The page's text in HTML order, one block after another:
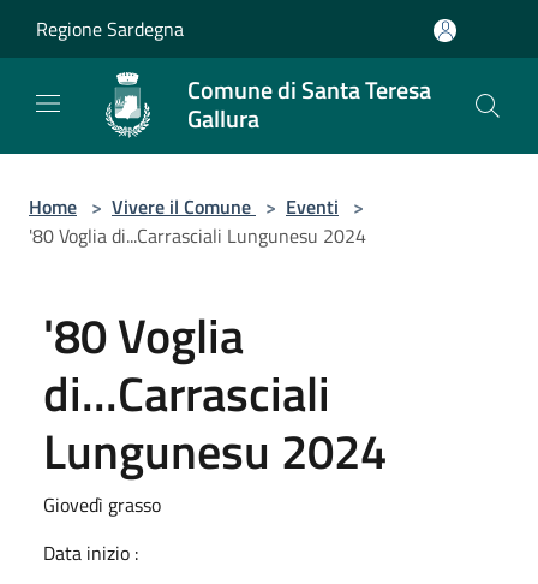
Regione Sardegna
Comune di Santa Teresa
Gallura
Home > Vivere il Comune > Eventi >
'80 Voglia di...Carrasciali Lungunesu 2024
'80 Voglia
di...Carrasciali
Lungunesu 2024
Giovedì grasso
Data inizio :